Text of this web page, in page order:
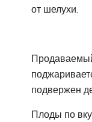
от шелухи.
подвержен
Плоды по